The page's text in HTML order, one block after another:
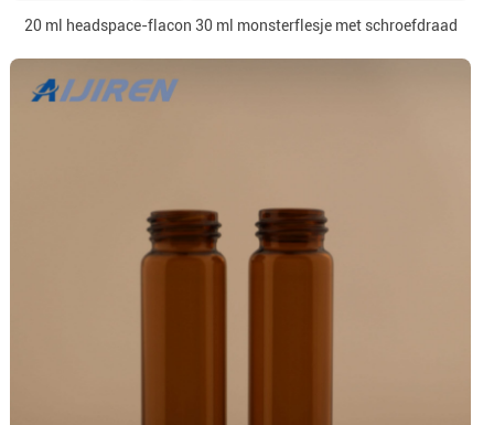
20 ml headspace-flacon 30 ml monsterflesje met schroefdraad